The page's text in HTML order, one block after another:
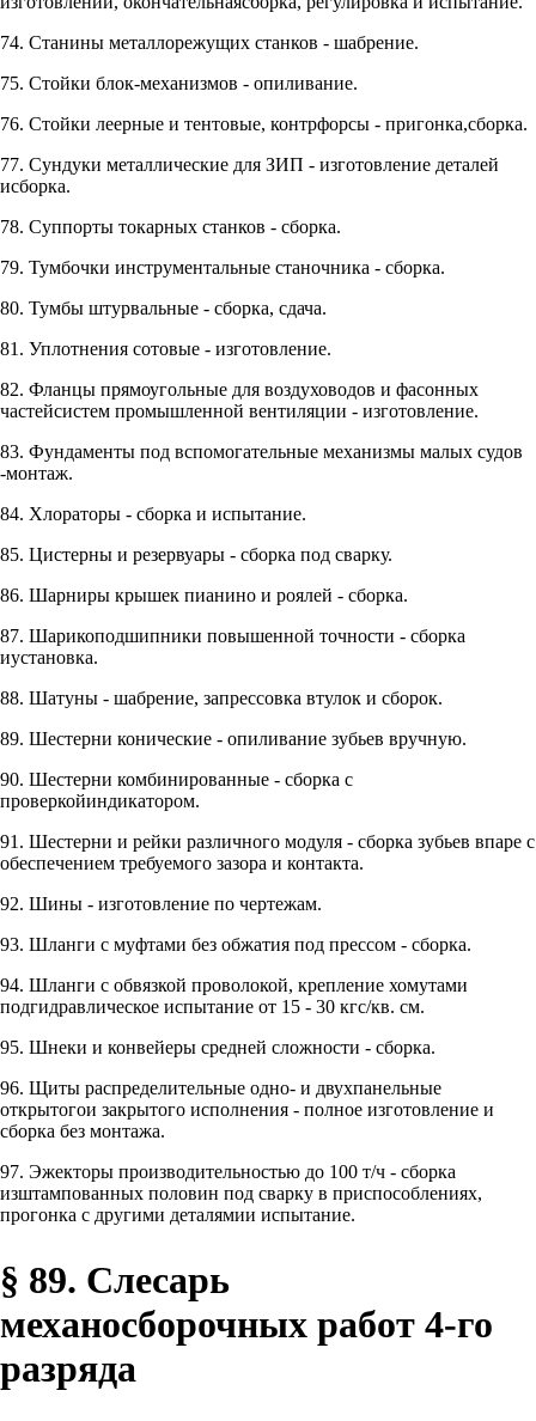
74. Станины металлорежущих станков - шабрение.
75. Стойки блок-механизмов - опиливание.
76. Стойки леерные и тентовые, контрфорсы - пригонка,сборка.
77. Сундуки металлические для ЗИП - изготовление деталей
исборка.
78. Суппорты токарных станков - сборка.
79. Тумбочки инструментальные станочника - сборка.
80. Тумбы штурвальные - сборка, сдача.
81. Уплотнения сотовые - изготовление.
82. Фланцы прямоугольные для воздуховодов и фасонных
частейсистем промышленной вентиляции - изготовление.
83. Фундаменты под вспомогательные механизмы малых судов
-монтаж.
84. Хлораторы - сборка и испытание.
85. Цистерны и резервуары - сборка под сварку.
86. Шарниры крышек пианино и роялей - сборка.
87. Шарикоподшипники повышенной точности - сборка
иустановка.
88. Шатуны - шабрение, запрессовка втулок и сборок.
89. Шестерни конические - опиливание зубьев вручную.
90. Шестерни комбинированные - сборка с
проверкойиндикатором.
91. Шестерни и рейки различного модуля - сборка зубьев впаре с
обеспечением требуемого зазора и контакта.
92. Шины - изготовление по чертежам.
93. Шланги с муфтами без обжатия под прессом - сборка.
94. Шланги с обвязкой проволокой, крепление хомутами
подгидравлическое испытание от 15 - 30 кгс/кв. см.
95. Шнеки и конвейеры средней сложности - сборка.
96. Щиты распределительные одно- и двухпанельные
открытогои закрытого исполнения - полное изготовление и
сборка без монтажа.
97. Эжекторы производительностью до 100 т/ч - сборка
изштампованных половин под сварку в приспособлениях,
прогонка с другими деталямии испытание.
§ 89. Слесарь
механосборочных работ 4-го
разряда